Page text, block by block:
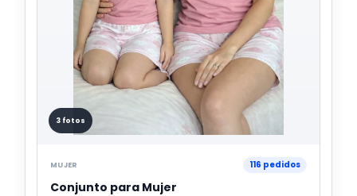
3 fotos
MUJER 116 pedidos
Conjunto para Mujer